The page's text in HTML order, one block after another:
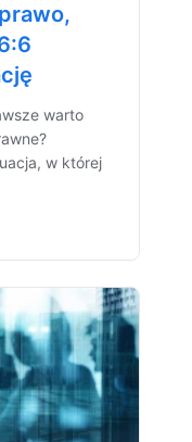
warto
w której